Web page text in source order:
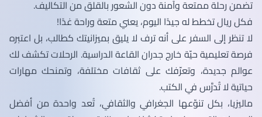
تضمن رحلة ممتعة وآمنة دون الشعور بالقلق من التكاليف.
فكل ريال تخطط له جيدًا اليوم، يعني متعة وراحة غدًا!
لا تنظر إلى السفر على أنه ترف لا يليق بميزانيتك كطالب، بل اعتبره
فرصة تعليمية حيّة خارج جدران القاعة الدراسية. الرحلات تكشف لك
عوالم جديدة، وتعرّفك على ثقافات مختلفة، وتمنحك مهارات
حياتية لا تُدرَّس في الكتب.
ماليزيا، بكل تنوّعها الجغرافي والثقافي، تُعد واحدة من أفضل